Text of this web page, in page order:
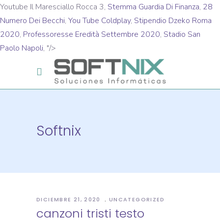
Youtube Il Maresciallo Rocca 3, Stemma Guardia Di Finanza, 28
Numero Dei Becchi, You Tube Coldplay, Stipendio Dzeko Roma
2020, Professoresse Eredità Settembre 2020, Stadio San
Paolo Napoli, "/>
Softnix
DICIEMBRE 21, 2020 UNCATEGORIZED
canzoni tristi testo